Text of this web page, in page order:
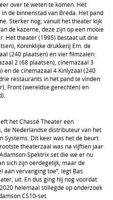
over te weten te komen. Het
de binnenstad van Breda. Het pand
Sterker nog; vanuit het theater kijk
de kazerne, deze zijn op een mooie
Het theater (1995) bestaat uit drie
Koninklijke drukkerij Em. de
(240 plaatsen) en vier filmzalen:
2 (68 plaatsen), cinemazaal 3
en de cinemazaal 4 Kinlyzaal (240
restaurants in het pand te vinden:
Front (wereldse gerechten) en
het Chassé Theater een
de Nederlandse distributeur van het
Systems. Dit keer was het de beurt
theaterzaal was na vijftien jaar
Spektrix set die we er nu
sich zijn oerdegelijk, maar de
vervanging toe”, legt Bas
uit. En dus ging hij nog voordat
helemaal stillegde op onderzoek
CS10-set.